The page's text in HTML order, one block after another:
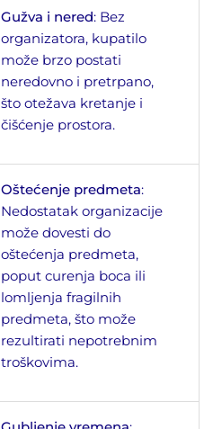
Gužva i nered: Bez
organizatora, kupatilo
može brzo postati
neredovno i pretrpano,
što otežava kretanje i
čišćenje prostora.
Oštećenje predmeta:
Nedostatak organizacije
može dovesti do
oštećenja predmeta,
poput curenja boca ili
lomljenja fragilnih
predmeta, što može
rezultirati nepotrebnim
troškovima.